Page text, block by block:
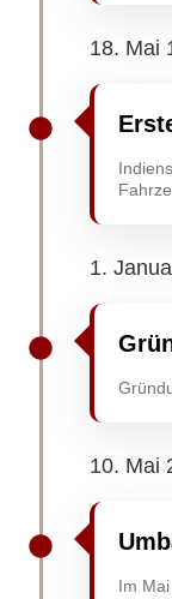
18. Mai
1.
10. Mai
Im